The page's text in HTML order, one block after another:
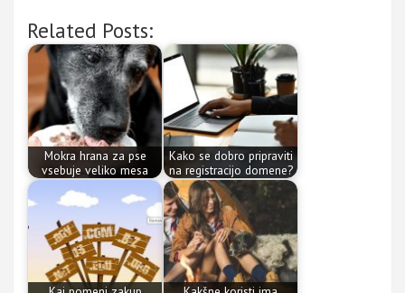
Related Posts:
Mokra hrana za pse
vsebuje veliko mesa
Kako se dobro pripraviti
na registracijo domene?